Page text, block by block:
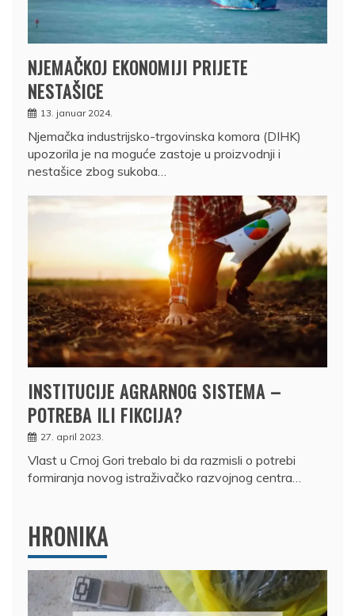
NJEMAČKOJ EKONOMIJI PRIJETE
NESTAŠICE
13. januar 2024.
Njemačka industrijsko-trgovinska komora (DIHK)
upozorila je na moguće zastoje u proizvodnji i
nestašice zbog sukoba…
INSTITUCIJE AGRARNOG SISTEMA –
POTREBA ILI FIKCIJA?
27. april 2023.
Vlast u Crnoj Gori trebalo bi da razmisli o potrebi
formiranja novog istraživačko razvojnog centra…
HRONIKA